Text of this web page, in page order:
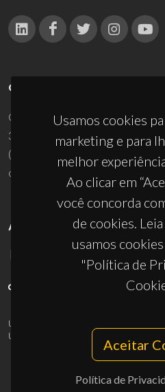
Usamos cookies
marketing e para
melhor
Ao clicar em
você concorda
de cookies.
usamos
"Política de
Aceitar
Política de
CONTACTOS
Campus Universitário de Santiago
3810-193 Aveiro - Portugal
(+351) 234 370 200
ciceco@ua.pt
APOIOS
UID/PRR/50011/2025
UID/PRR2/50011/2025
10.54499/